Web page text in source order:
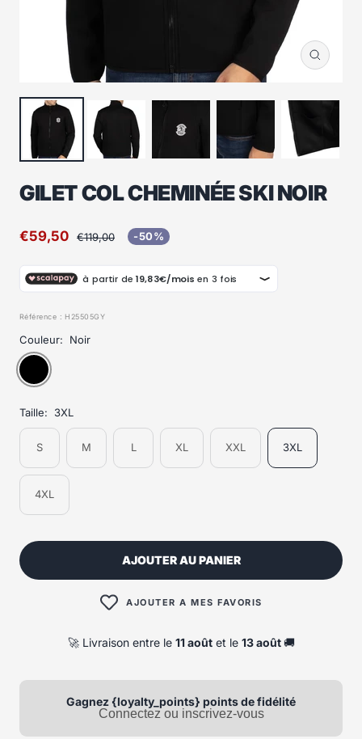
Zoom
GILET COL CHEMINÉE SKI NOIR
Prix
vente
€59,50
Prix
€119,00 -50%
Référence : H25505GY
Couleur: Noir
Taille: 3XL
S M L XL XXL 3XL
4XL
AJOUTER AU PANIER
AJOUTER A MES FAVORIS
🚀 Livraison entre le 11 aoûtet le 13 août🚚
Gagnez {loyalty_points} points de fidélité
Connectez ou inscrivez-vous